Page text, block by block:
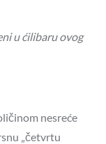
u ćilibaru ovog
nesreće
„četvrtu